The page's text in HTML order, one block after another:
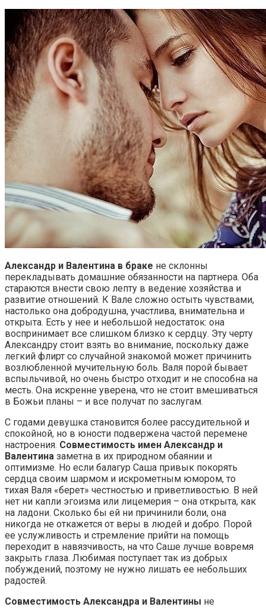
Александр и Валентина в браке не склонны
перекладывать домашние обязанности на партнера. Оба
стараются внести свою лепту в ведение хозяйства и
развитие отношений. К Вале сложно остыть чувствами,
настолько она добродушна, участлива, внимательна и
открыта. Есть у нее и небольшой недостаток: она
воспринимает все слишком близко к сердцу. Эту черту
Александру стоит взять во внимание, поскольку даже
легкий флирт со случайной знакомой может причинить
возлюбленной мучительную боль. Валя порой бывает
вспыльчивой, но очень быстро отходит и не способна на
месть. Она искренне уверена, что не стоит вмешиваться
в Божьи планы – и все получат по заслугам.
С годами девушка становится более рассудительной и
спокойной, но в юности подвержена частой перемене
настроения. Совместимость имен Александр и
Валентина заметна в их природном обаянии и
оптимизме. Но если балагур Саша привык покорять
сердца своим шармом и искрометным юмором, то
тихая Валя «берет» честностью и приветливостью. В ней
нет ни капли эгоизма или лицемерия – она открыта, как
на ладони. Сколько бы ей ни причинили боли, она
никогда не откажется от веры в людей и добро. Порой
ее услужливость и стремление прийти на помощь
переходит в навязчивость, на что Саше лучше вовремя
закрыть глаза. Любимая поступает так из добрых
побуждений, поэтому не нужно лишать ее небольших
радостей.
Совместимость Александра и Валентины не